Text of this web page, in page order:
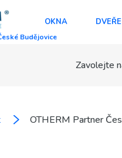
Budějovice
OKNA DVEŘE
Zavolejte
OTHERM Partner